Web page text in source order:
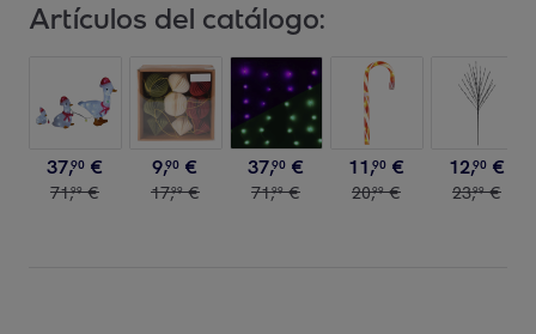
Artículos del catálogo:
37,90 €
71,99 €
9,90 €
17,99 €
37,90 €
71,99 €
11,90 €
20,99 €
12,90 €
23,99 €